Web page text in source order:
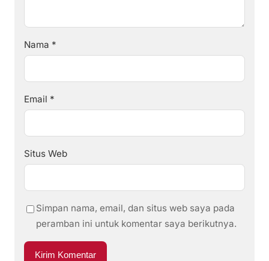
Nama *
Email *
Situs Web
Simpan nama, email, dan situs web saya pada
peramban ini untuk komentar saya berikutnya.